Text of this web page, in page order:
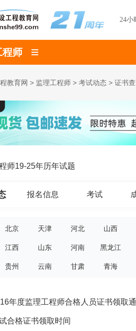
24小
程师
教育网 > 监理工程师 > 考试动态 > 证书
师19-25年历年试题
报名信息 考试
北京 天津 河北 山西
江西 山东 河南 黑龙江
贵州 云南 甘肃 青海
年度监理工程师合格人员证书领取
合格证书领取时间